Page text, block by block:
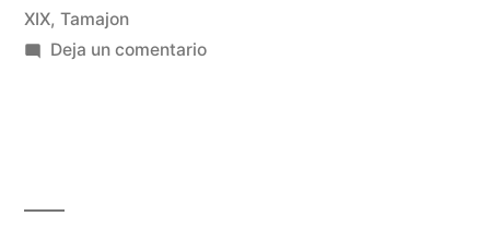
XIX, Tamajon
Deja un comentarioen